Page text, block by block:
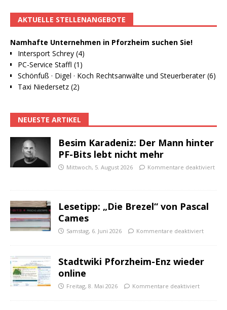
AKTUELLE STELLENANGEBOTE
Namhafte Unternehmen in Pforzheim suchen Sie!
Intersport Schrey (4)
PC-Service Staffl (1)
Schönfuß · Digel · Koch Rechtsanwälte und Steuerberater (6)
Taxi Niedersetz (2)
NEUESTE ARTIKEL
Besim Karadeniz: Der Mann hinter
PF-Bits lebt nicht mehr
Mittwoch, 5. August 2026 Kommentare deaktiviert
Lesetipp: „Die Brezel“ von Pascal
Cames
Samstag, 6. Juni 2026 Kommentare deaktiviert
Stadtwiki Pforzheim-Enz wieder
online
Freitag, 8. Mai 2026 Kommentare deaktiviert